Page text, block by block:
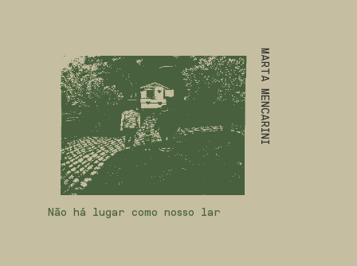
MARTA MENCARINI
Não há lugar como nosso lar